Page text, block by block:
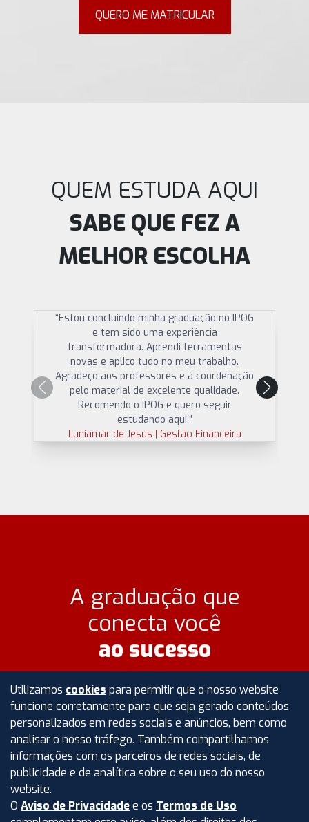
QUERO ME MATRICULAR
QUEM ESTUDA AQUI
SABE QUE FEZ A
MELHOR ESCOLHA
“Estou concluindo minha graduação no IPOG
e tem sido uma experiência
transformadora. Aprendi ferramentas
novas e aplico tudo no meu trabalho.
Agradeço aos professores e à coordenação
pelo material de excelente qualidade.
Recomendo o IPOG e quero seguir
estudando aqui.”
Luniamar de Jesus | Gestão Financeira
A graduação que
conecta você
ao sucesso
MATRICULE-SE AGORA
Utilizamos cookies para permitir que o nosso website
funcione corretamente para que seja gerado conteúdos
personalizados em redes sociais e anúncios, bem como
analisar o nosso tráfego. Também compartilhamos
informações com os parceiros de redes sociais, de
publicidade e de analítica sobre o seu uso do nosso
website.
O Aviso de Privacidadee os Termos de Uso